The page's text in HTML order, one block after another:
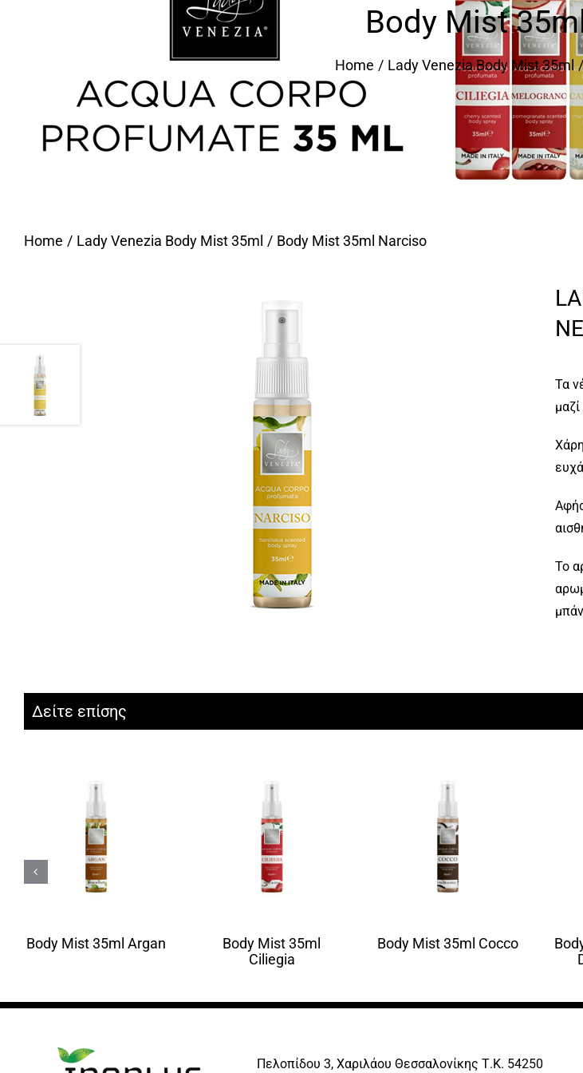
Body Mist
Home Lady Venezia Body Mist 35ml
Home Lady Venezia Body Mist 35ml Body Mist 35ml Narciso
Τα
Το
Δείτε επίσης
Body Mist 35ml Argan
Body Mist 35ml
Ciliegia
Body Mist 35ml Cocco
Πελοπίδου 3, Χαριλάου Θεσσαλονίκης Τ.Κ. 54250